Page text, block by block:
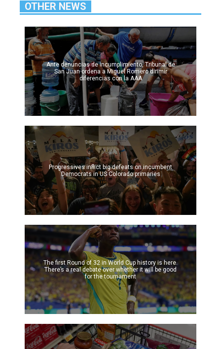
OTHER NEWS
Ante denuncias de incumplimiento, Tribunal de
San Juan ordena a Miguel Romero dirimir
diferencias con la AAA
Progressives inflict big defeats on incumbent
Democrats in US Colorado primaries
The first Round of 32 in World Cup history is here.
There’s a real debate over whether it will be good
for the tournament